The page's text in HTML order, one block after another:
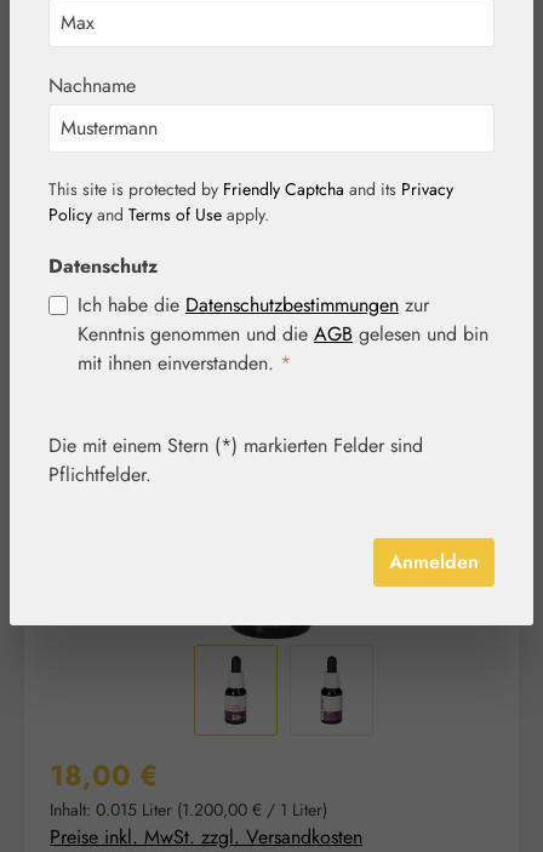
Home
Yellow Boronia
Tropfen
Bildergalerie überspringen
Regulärer Preis:
18,00 €
Inhalt: 0.015 Liter (1.200,00 € / 1 Liter)
Preise inkl. MwSt. zzgl. Versandkosten
Nachname
This site is protected by Friendly Captcha and its Privacy
Policy and Terms of Use apply.
Datenschutz
Ich habe die Datenschutzbestimmungen zur
Kenntnis genommen und die AGB gelesen und bin
mit ihnen einverstanden. *
Die mit einem Stern (*) markierten Felder sind
Pflichtfelder.
Anmelden